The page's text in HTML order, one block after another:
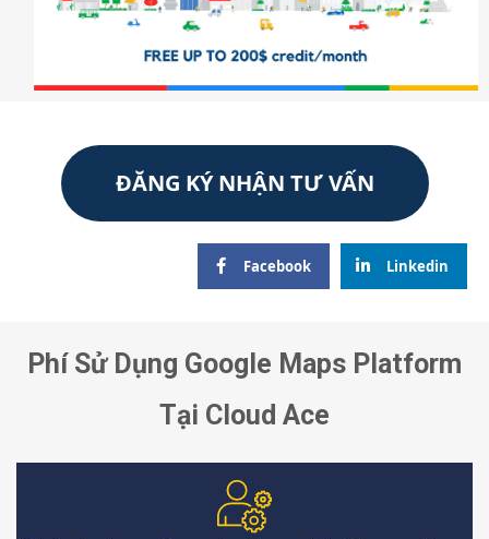
ĐĂNG KÝ NHẬN TƯ VẤN
Facebook Linkedin
Phí Sử Dụng Google Maps Platform
Tại Cloud Ace